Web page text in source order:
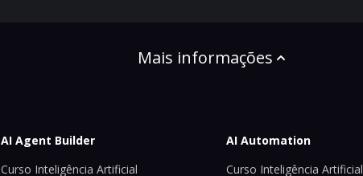
Mais informações
AI Agent Builder
Curso Inteligência Artificial
AI Automation
Curso Inteligência Artificial